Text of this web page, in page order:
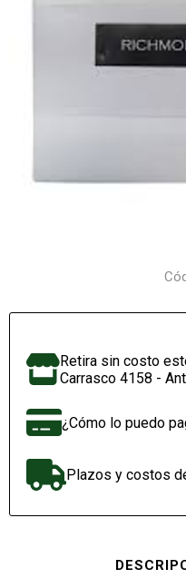
Retira sin costo
Carrasco 4158 -
¿Cómo lo puedo
Plazos y costos